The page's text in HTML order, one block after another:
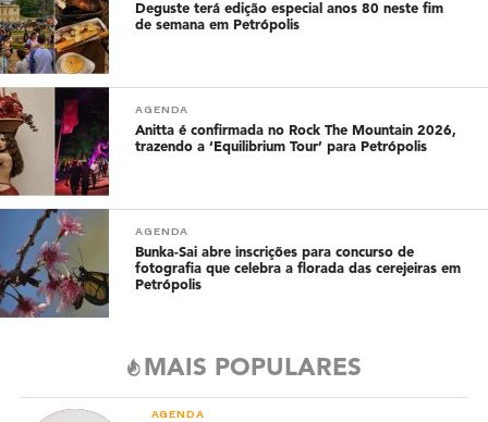
Deguste terá edição especial anos 80 neste fim
de semana em Petrópolis
AGENDA
Anitta é confirmada no Rock The Mountain 2026,
trazendo a ‘Equilibrium Tour’ para Petrópolis
AGENDA
Bunka-Sai abre inscrições para concurso de
fotografia que celebra a florada das cerejeiras em
Petrópolis
MAIS POPULARES
AGENDA